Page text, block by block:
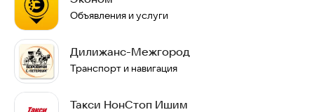
Объявления и услуги
Дилижанс-Межгород
Транспорт и навигация
Такси НонСтоп Ишим